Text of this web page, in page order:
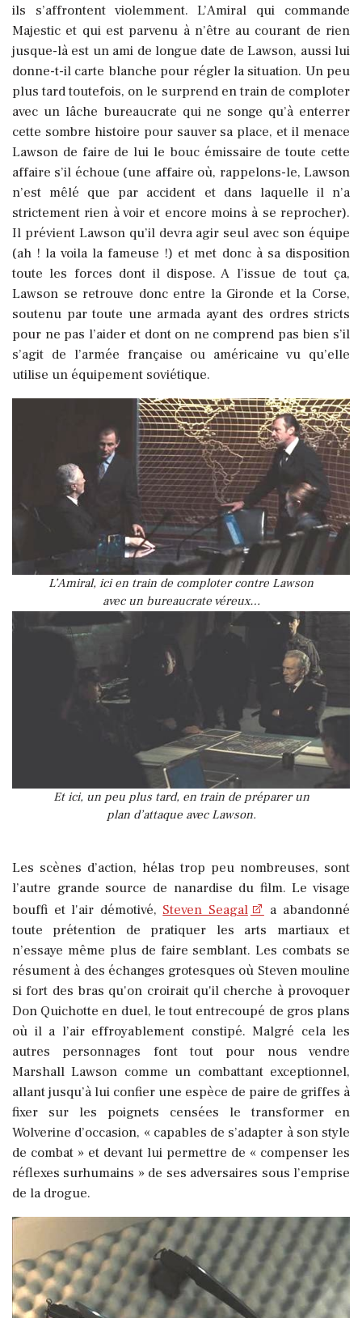
ils s’affrontent violemment. L’Amiral qui commande
Majestic et qui est parvenu à n’être au courant de rien
jusque-là est un ami de longue date de Lawson, aussi lui
donne-t-il carte blanche pour régler la situation. Un peu
plus tard toutefois, on le surprend en train de comploter
avec un lâche bureaucrate qui ne songe qu’à enterrer
cette sombre histoire pour sauver sa place, et il menace
Lawson de faire de lui le bouc émissaire de toute cette
affaire s’il échoue (une affaire où, rappelons-le, Lawson
n’est mêlé que par accident et dans laquelle il n’a
strictement rien à voir et encore moins à se reprocher).
Il prévient Lawson qu’il devra agir seul avec son équipe
(ah ! la voila la fameuse !) et met donc à sa disposition
toute les forces dont il dispose. A l’issue de tout ça,
Lawson se retrouve donc entre la Gironde et la Corse,
soutenu par toute une armada ayant des ordres stricts
pour ne pas l’aider et dont on ne comprend pas bien s’il
s’agit de l’armée française ou américaine vu qu’elle
utilise un équipement soviétique.
L’Amiral, ici en train de comploter contre Lawson
avec un bureaucrate véreux…
Et ici, un peu plus tard, en train de préparer un
plan d’attaque avec Lawson.
Les scènes d’action, hélas trop peu nombreuses, sont
l’autre grande source de nanardise du film. Le visage
bouffi et l'air démotivé, Steven Seagal
a abandonné
toute prétention de pratiquer les arts martiaux et
n’essaye même plus de faire semblant. Les combats se
résument à des échanges grotesques où Steven mouline
si fort des bras qu'on croirait qu'il cherche à provoquer
Don Quichotte en duel, le tout entrecoupé de gros plans
où il a l’air effroyablement constipé. Malgré cela les
autres personnages font tout pour nous vendre
Marshall Lawson comme un combattant exceptionnel,
allant jusqu’à lui confier une espèce de paire de griffes à
fixer sur les poignets censées le transformer en
Wolverine d’occasion, « capables de s’adapter à son style
de combat » et devant lui permettre de « compenser les
réflexes surhumains » de ses adversaires sous l’emprise
de la drogue.